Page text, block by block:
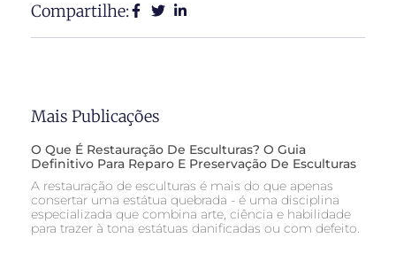
Compartilhe:
Mais Publicações
O Que É Restauração De Esculturas? O Guia
Definitivo Para Reparo E Preservação De Esculturas
A restauração de esculturas é mais do que apenas
consertar uma estátua quebrada - é uma disciplina
especializada que combina arte, ciência e habilidade
para trazer à tona estátuas danificadas ou com defeito.